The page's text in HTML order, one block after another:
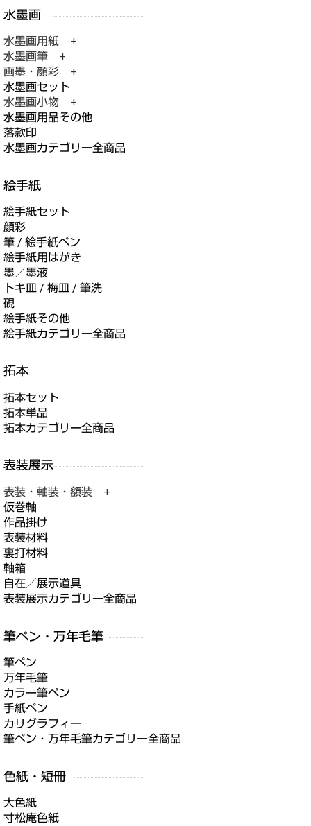
水墨画用紙 +
水墨画筆 +
画墨・顔彩 +
水墨画セット
水墨画小物 +
水墨画用品その他
落款印
水墨画カテゴリー全商品
絵手紙セット
顔彩
筆 / 絵手紙ペン
絵手紙用はがき
墨／墨液
トキ皿 / 梅皿 / 筆洗
硯
絵手紙その他
絵手紙カテゴリー全商品
拓本セット
拓本単品
拓本カテゴリー全商品
表装・軸装・額装 +
仮巻軸
作品掛け
表装材料
裏打材料
軸箱
自在／展示道具
表装展示カテゴリー全商品
筆ペン
万年毛筆
カラー筆ペン
手紙ペン
カリグラフィー
筆ペン・万年毛筆カテゴリー全商品
大色紙
寸松庵色紙